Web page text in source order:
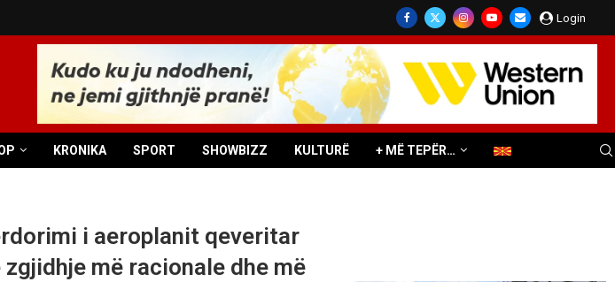
Login
KRONIKA SPORT SHOWBIZZ KULTURË + MË TEPËR…
i aeroplanit qeveritar
më racionale dhe më